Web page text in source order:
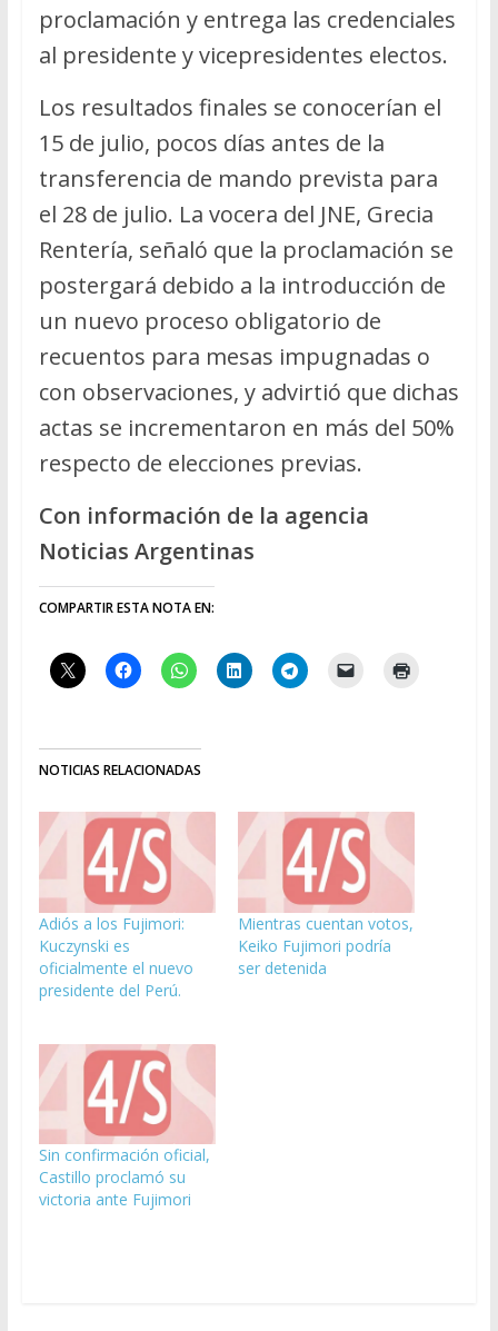
proclamación y entrega las credenciales
al presidente y vicepresidentes electos.
Los resultados finales se conocerían el
15 de julio, pocos días antes de la
transferencia de mando prevista para
el 28 de julio. La vocera del JNE, Grecia
Rentería, señaló que la proclamación se
postergará debido a la introducción de
un nuevo proceso obligatorio de
recuentos para mesas impugnadas o
con observaciones, y advirtió que dichas
actas se incrementaron en más del 50%
respecto de elecciones previas.
Con información de la agencia
Noticias Argentinas
COMPARTIR ESTA NOTA EN:
NOTICIAS RELACIONADAS
Adiós a los Fujimori:
Kuczynski es
oficialmente el nuevo
presidente del Perú.
Mientras cuentan votos,
Keiko Fujimori podría
ser detenida
Sin confirmación oficial,
Castillo proclamó su
victoria ante Fujimori